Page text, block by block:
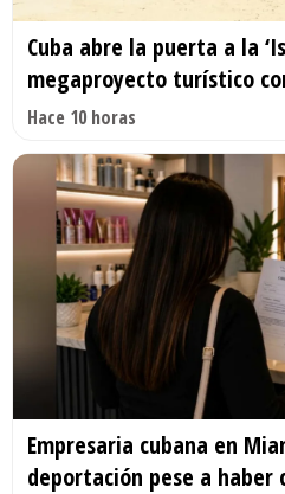
Cuba abre la puerta a la
megaproyecto turístico
Hace 10 horas
Empresaria cubana en
deportación pese a haber